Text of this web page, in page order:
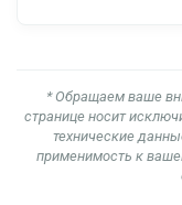
* Обращаем ваше
странице носит
технические
применимость к